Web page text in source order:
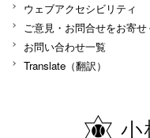
ウェブアクセシビリティ
ご意見・お問合せをお寄
お問い合わせ一覧
Translate（翻訳）